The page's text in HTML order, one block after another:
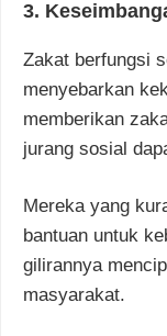
3.
Zakat berfungsi
menyebarkan
memberikan
jurang sosial
Mereka yang
bantuan untuk
gilirannya
masyarakat.